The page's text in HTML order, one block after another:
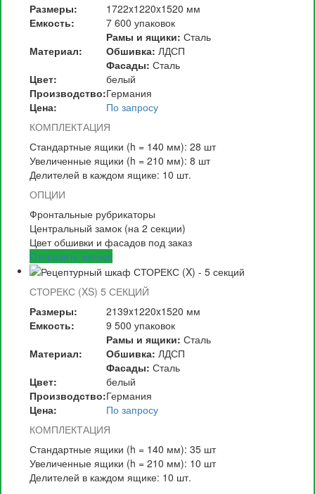
Размеры:
1722x1220x1520 мм
Емкость:
7 600 упаковок
Материал:
Рамы и ящики: Сталь
Обшивка: ЛДСП
Фасады: Сталь
Цвет:
белый
Производство:Германия
Цена:
По запросу
КОМПЛЕКТАЦИЯ
Стандартные ящики (h = 140 мм): 28 шт
Увеличенные ящики (h = 210 мм): 8 шт
Делителей в каждом ящике: 10 шт.
ОПЦИИ
Фронтальные рубрикаторы
Центральный замок (на 2 секции)
Цвет обшивки и фасадов под заказ
Отправить запрос
СТОРЕКС (XS) 5 СЕКЦИЙ
Размеры:
2139x1220x1520 мм
Емкость:
9 500 упаковок
Материал:
Рамы и ящики: Сталь
Обшивка: ЛДСП
Фасады: Сталь
Цвет:
белый
Производство:Германия
Цена:
По запросу
КОМПЛЕКТАЦИЯ
Стандартные ящики (h = 140 мм): 35 шт
Увеличенные ящики (h = 210 мм): 10 шт
Делителей в каждом ящике: 10 шт.